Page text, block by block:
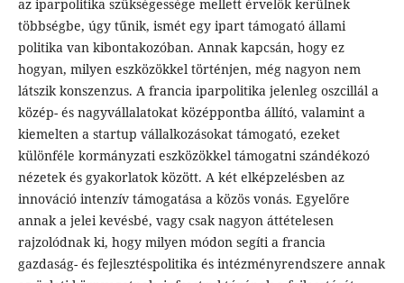
az iparpolitika szükségessége mellett érvelők kerülnek
többségbe, úgy tűnik, ismét egy ipart támogató állami
politika van kibontakozóban. Annak kapcsán, hogy ez
hogyan, milyen eszközökkel történjen, még nagyon nem
látszik konszenzus. A francia iparpolitika jelenleg oszcillál a
közép- és nagyvállalatokat középpontba állító, valamint a
kiemelten a startup vállalkozásokat támogató, ezeket
különféle kormányzati eszközökkel támogatni szándékozó
nézetek és gyakorlatok között. A két elképzelésben az
innováció intenzív támogatása a közös vonás. Egyelőre
annak a jelei kevésbé, vagy csak nagyon áttételesen
rajzolódnak ki, hogy milyen módon segíti a francia
gazdaság- és fejlesztéspolitika és intézményrendszere annak